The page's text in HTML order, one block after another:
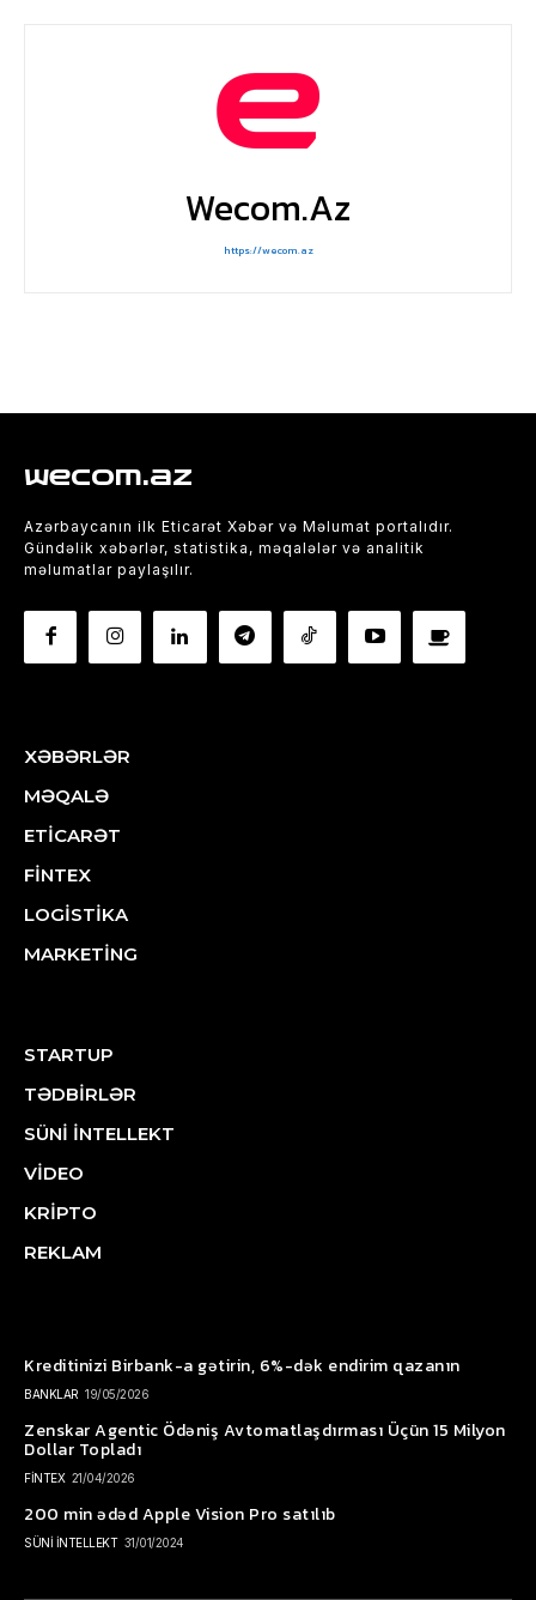
Wecom.az
https://wecom.az
wecom.az
Azərbaycanın ilk Eticarət Xəbər və Məlumat portalıdır.
Gündəlik xəbərlər, statistika, məqalələr və analitik
məlumatlar paylaşılır.
XƏBƏRLƏR
MƏQALƏ
ETİCARƏT
FİNTEX
LOGİSTİKA
MARKETİNG
STARTUP
TƏDBİRLƏR
SÜNİ İNTELLEKT
VİDEO
KRİPTO
REKLAM
Kreditinizi Birbank-a gətirin, 6%-dək endirim qazanın
BANKLAR 19/05/2026
Zenskar Agentic Ödəniş Avtomatlaşdırması Üçün 15 Milyon
Dollar Topladı
FİNTEX 21/04/2026
200 min ədəd Apple Vision Pro satılıb
SÜNİ İNTELLEKT 31/01/2024